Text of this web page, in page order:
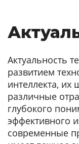
Актуальность
развитием
интеллекта,
различные
глубокого
эффективного
современные